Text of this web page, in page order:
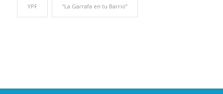
YPF “La Garrafa en tu Barrio”